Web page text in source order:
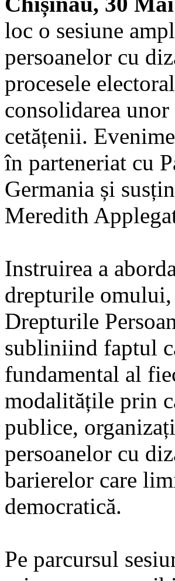
loc o sesiune
persoanelor cu
procesele
consolidarea
cetățenii.
în parteneriat cu
Germania și
Meredith
Instruirea a
drepturile
Drepturile
subliniind faptul
fundamental al
modalitățile prin
publice,
persoanelor cu
barierelor care
democratică.
Pe parcursul